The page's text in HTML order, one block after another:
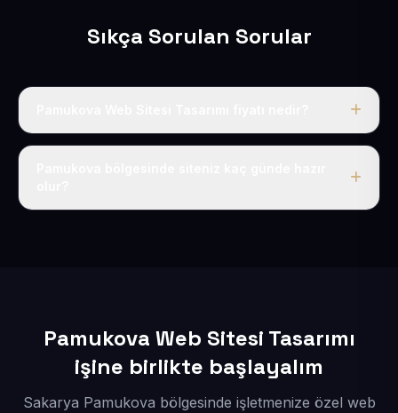
Sıkça Sorulan Sorular
Tek fiyat uygulanır: yıllık 50 USD + KDV. Bu bedele alan
Pamukova Web Sitesi Tasarımı
işine birlikte başlayalım
Sakarya Pamukova bölgesinde işletmenize özel web